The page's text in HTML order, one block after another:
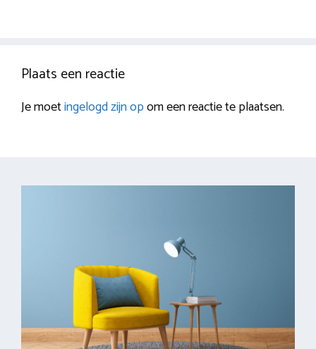
Plaats een reactie
Je moetingelogd zijn opom een reactie te plaatsen.